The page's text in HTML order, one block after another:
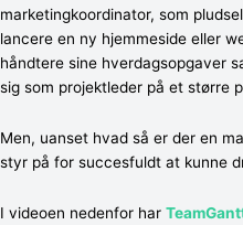
marketingkoordinator, som
lancere en ny hjemmeside eller
håndtere sine hverdagsopgaver
sig som projektleder på et større
Men, uanset hvad så er der en
styr på for succesfuldt at kunne
I videoen nedenfor har